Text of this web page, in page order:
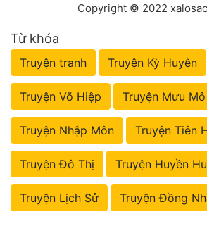
Copyright © 2022
Từ khóa
Truyện tranh Truyện Kỳ Huyễn
Truyện Võ Hiệp Truyện Mưu Mô
Truyện Nhập Môn Truyện Tiên
Truyện Đô Thị Truyện Huyền
Truyện Lịch Sử Truyện Đồng